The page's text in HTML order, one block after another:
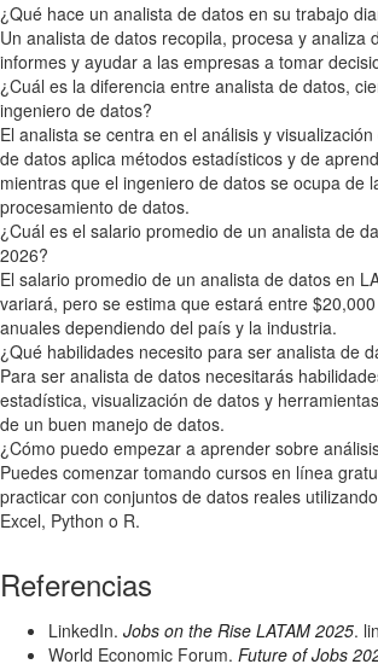
¿Qué hace un analista de datos en su trabajo
Un analista de datos recopila, procesa y analiza
informes y ayudar a las empresas a tomar
¿Cuál es la diferencia entre analista de datos,
ingeniero de datos?
El analista se centra en el análisis y
de datos aplica métodos estadísticos y de
mientras que el ingeniero de datos se ocupa de
procesamiento de datos.
¿Cuál es el salario promedio de un analista de
2026?
El salario promedio de un analista de datos en
variará, pero se estima que estará entre
anuales dependiendo del país y la industria.
¿Qué habilidades necesito para ser analista de
Para ser analista de datos necesitarás
estadística, visualización de datos y
de un buen manejo de datos.
¿Cómo puedo empezar a aprender sobre
Puedes comenzar tomando cursos en línea
practicar con conjuntos de datos reales
Excel, Python o R.
Referencias
LinkedIn. Jobs on the Rise LATAM 2025.
World Economic Forum. Future of Jobs